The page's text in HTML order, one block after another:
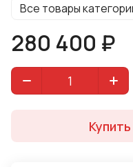
из натурального
высококачественные
для почитателей
экологичности.
Все товары
280 400 ₽
Купить